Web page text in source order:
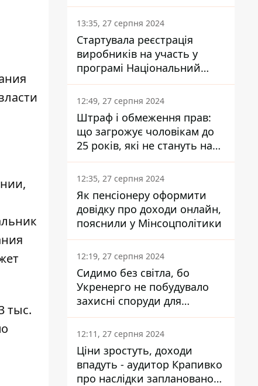
тыс.
13:35, 27 серпня 2024
Стартувала реєстрація
виробників на участь у
програмі Національний
кешбек: як це зробити
через портал Дія
12:49, 27 серпня 2024
Штраф і обмеження прав:
що загрожує чоловікам до
25 років, які не стануть на
військовий облік
12:35, 27 серпня 2024
Як пенсіонеру оформити
довідку про доходи онлайн,
пояснили у Мінсоцполітики
12:19, 27 серпня 2024
Сидимо без світла, бо
Укренерго не побудувало
захисні споруди для
енергетики - нардеп
Кучеренко
12:11, 27 серпня 2024
Ціни зростуть, доходи
впадуть - аудитор Крапивко
про наслідки запланованого